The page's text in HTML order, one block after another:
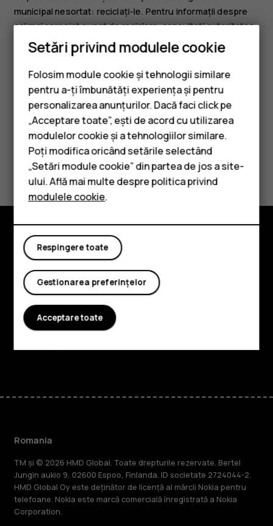
Smartphone-uri
Telefoane clasice
Accesorii
Tablete
municipal nesortat: reciclați-le. Pentru informații despre
cel mai apropiat punct de reciclare, consultați autoritatea
locală de deșeuri sau citiți despre programul de preluare
al HMD și disponibilitatea acestuia în țara dvs. la
www.hmd.com/phones/support/topics/recycle.
Considerați utile aceste informații?
Da Nu
Explorează
Despre
Asistență
FacebookInstagram
TiktokYoutubeLinkedinDiscord
Romania
TM și © 2026 HMD Global. Toate drepturile rezervate. Bertel
Jungin aukio 9, 02600 Espoo, Finlanda. ID societate 2724044-2.
HMD Global Oy este deținător de licență al mărcii Nokia pentru
telefoane. Nokia este marcă comercială înregistrată a Nokia
Corporation.
Setări privind modulele cookie
Folosim module cookie și tehnologii similare
pentru a-ți îmbunătăți experiența și pentru
personalizarea anunțurilor. Dacă faci click pe
„Acceptare toate”, ești de acord cu utilizarea
modulelor cookie și a tehnologiilor similare.
Poți modifica oricând setările selectând
„Setări module cookie” din partea de jos a site-
ului. Află mai multe despre politica privind
modulele cookie.
Respingere toate
Gestionarea preferințelor
Acceptare toate